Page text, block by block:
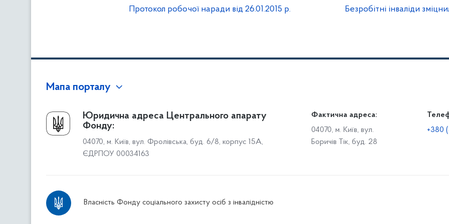
Протокол робочої наради від 26.01.2015 р. Безробітні інваліди
Мапа порталу
Про Фонд
Керівництво
Структура Фонду
Територіальні відділення
Дніпропетровське відділення
Громадянам
Доступ до публічної інформації
Звіти щодо роботи із запитами на отримання публічної
Юридична адреса Центрального апарату
Фонду:
04070, м. Київ, вул. Фролівська, буд. 6/8, корпус 15А,
ЄДРПОУ 00034163
Фактична адреса:
04070, м. Київ, вул.
Боричів Тік, буд. 28
+380
Власність Фонду соціального захисту осіб з інвалідністю